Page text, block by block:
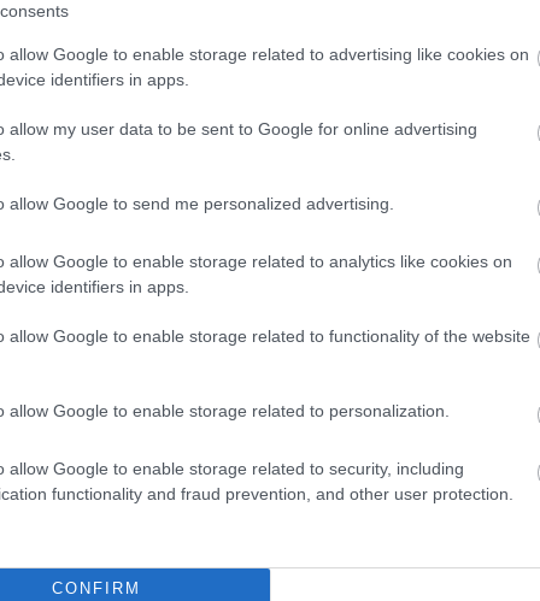
allow Google to enable storage related to advertising like cookies on
identifiers in apps.
allow my user data to be sent to Google for online advertising
allow Google to send me personalized advertising.
allow Google to enable storage related to analytics like cookies on
identifiers in apps.
allow Google to enable storage related to functionality of the website
allow Google to enable storage related to personalization.
allow Google to enable storage related to security, including
functionality and fraud prevention, and other user protection.
CONFIRM
στο ΑΠΕ-ΜΠΕ ο Γιάννης Στεργής,
(Ηνωμένο Βασίλειο), ιδρυτής και πρόεδρος
του κώδικα «The αriston CODEX», ενόψει
έχει να μετράει και να αξιολογεί τις τάσεις που
αρχικά της Ελλάδας και της Κύπρου και μετέπειτα
που έχει γίνει την τελευταία διετία έντονα
ανθρώπους να εγκαταλείπουν «σίγουρες»
αντικείμενο, επιδιώκοντας μια πιο
εκδηλώνεται και στην Ελλάδα: